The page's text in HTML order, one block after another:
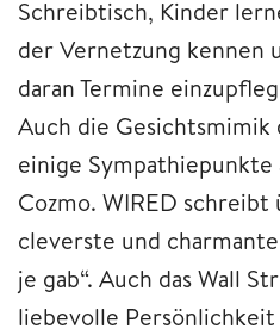
Schreibtisch, Kinder
der Vernetzung kennen
daran Termine
Auch die Gesichtsmimik
einige
Cozmo. WIRED schreibt
cleverste und
je gab“. Auch das Wall
liebevolle